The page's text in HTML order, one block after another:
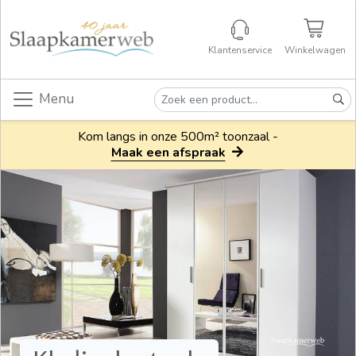
Klantenservice Winkelwagen
Menu
Kom langs in onze 500m² toonzaal -
Maak een afspraak